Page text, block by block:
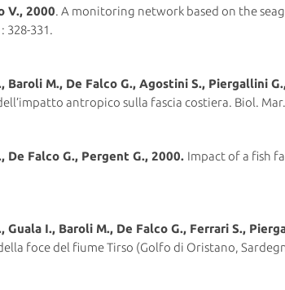
V., 2000. A monitoring network based on the
328-331.
Baroli M., De Falco G., Agostini S., Piergallini
antropico sulla fascia costiera. Biol.
De Falco G., Pergent G., 2000. Impact of a fish
Guala I., Baroli M., De Falco G., Ferrari S.,
foce del fiume Tirso (Golfo di Oristano,